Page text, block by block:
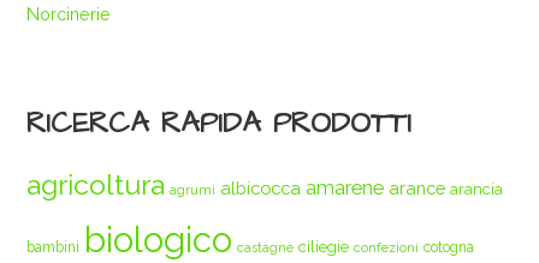
Norcinerie
RICERCA RAPIDA PRODOTTI
agricoltura agrumi albicocca amarene arance arancia
bambini biologico castagne ciliegie confezioni cotogna